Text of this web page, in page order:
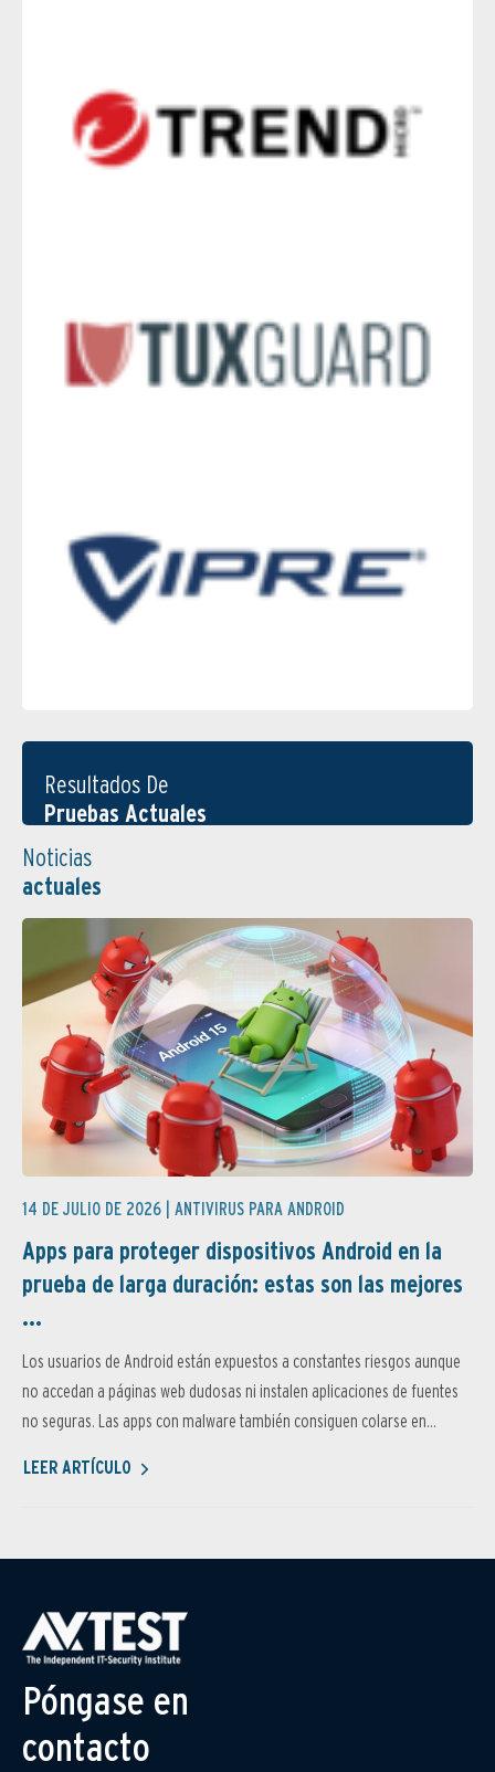
Resultados De
Pruebas Actuales
Noticias
actuales
14 DE JULIO DE 2026 | ANTIVIRUS PARA ANDROID
Apps para proteger dispositivos Android en la
prueba de larga duración: estas son las mejores
...
Los usuarios de Android están expuestos a constantes riesgos aunque
no accedan a páginas web dudosas ni instalen aplicaciones de fuentes
no seguras. Las apps con malware también consiguen colarse en...
LEER ARTÍCULO
Póngase en
contacto